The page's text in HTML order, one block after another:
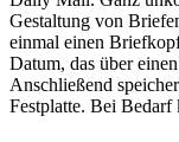
Gestaltung von
einmal einen
Datum, das über
Anschließend
Festplatte. Bei Bedarf